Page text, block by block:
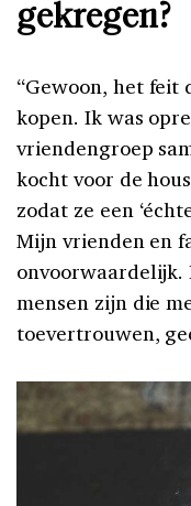
gekregen?
“Gewoon, het feit
kopen. Ik was
vriendengroep
kocht voor de
zodat ze een
Mijn vrienden en
onvoorwaardelijk.
mensen zijn die
toevertrouwen,